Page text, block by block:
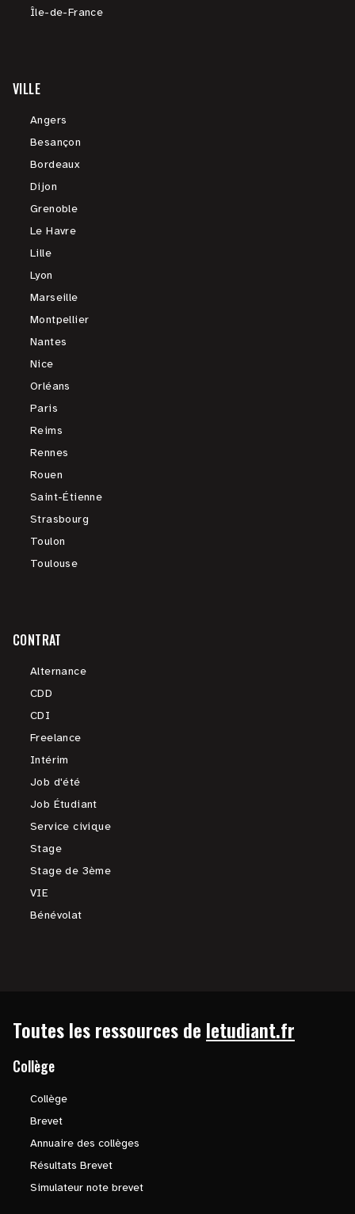
Île-de-France
VILLE
Angers
Besançon
Bordeaux
Dijon
Grenoble
Le Havre
Lille
Lyon
Marseille
Montpellier
Nantes
Nice
Orléans
Paris
Reims
Rennes
Rouen
Saint-Étienne
Strasbourg
Toulon
Toulouse
CONTRAT
Alternance
CDD
CDI
Freelance
Intérim
Job d'été
Job Étudiant
Service civique
Stage
Stage de 3ème
VIE
Bénévolat
Toutes les ressources de letudiant.fr
Collège
Collège
Brevet
Annuaire des collèges
Résultats Brevet
Simulateur note brevet